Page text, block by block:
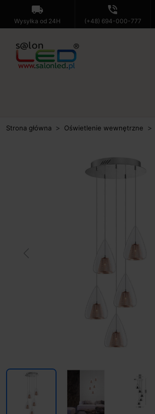
local_shipping
Wysyłka od 24H
phone_in_talk
(+48) 694-000-777
Strona główna Oświetlenie wewnętrzne